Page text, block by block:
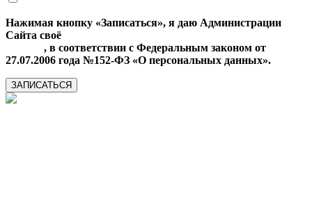
Нажимая кнопку «Записаться», я даю Администрации
Сайта своё
, в соответствии с Федеральным законом от
27.07.2006 года №152-ФЗ «О персональных данных».
ЗАПИСАТЬСЯ